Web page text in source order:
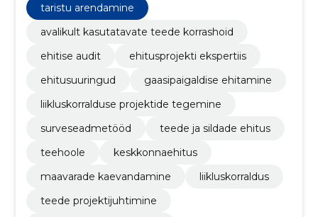
taristu arendamine
avalikult kasutatavate teede korrashoid
ehitise audit
ehitusprojekti ekspertiis
ehitusuuringud
gaasipaigaldise ehitamine
liikluskorralduse projektide tegemine
surveseadmetööd
teede ja sildade ehitus
teehoole
keskkonnaehitus
maavarade kaevandamine
liikluskorraldus
teede projektijuhtimine